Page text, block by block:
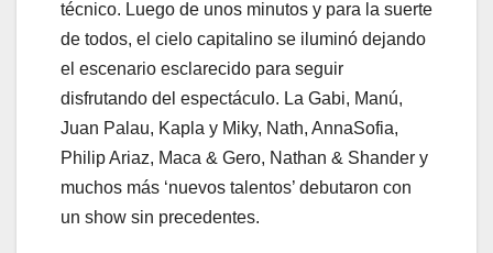
técnico. Luego de unos minutos y para la suerte
de todos, el cielo capitalino se iluminó dejando
el escenario esclarecido para seguir
disfrutando del espectáculo. La Gabi, Manú,
Juan Palau, Kapla y Miky, Nath, AnnaSofia,
Philip Ariaz, Maca & Gero, Nathan & Shander y
muchos más ‘nuevos talentos’ debutaron con
un show sin precedentes.